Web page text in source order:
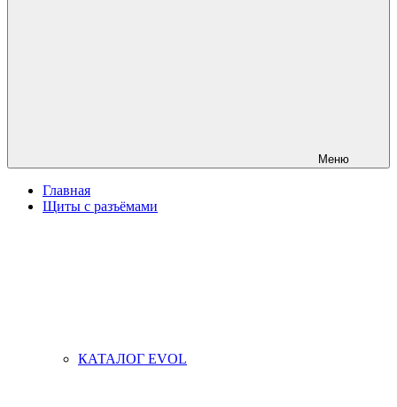
Меню
Главная
Щиты с разъёмами
КАТАЛОГ EVOL